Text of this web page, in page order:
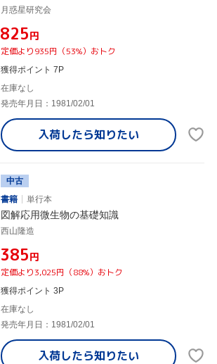
月惑星研究会
¥825円
定価より935円（53%）おトク
獲得ポイント 7P
在庫なし
発売年月日：1981/02/01
入荷したら知りたい
中古
書籍
単行本
図解応用微生物の基礎知識
西山隆造
¥385円
定価より3,025円（88%）おトク
獲得ポイント 3P
在庫なし
発売年月日：1981/02/01
入荷したら知りたい